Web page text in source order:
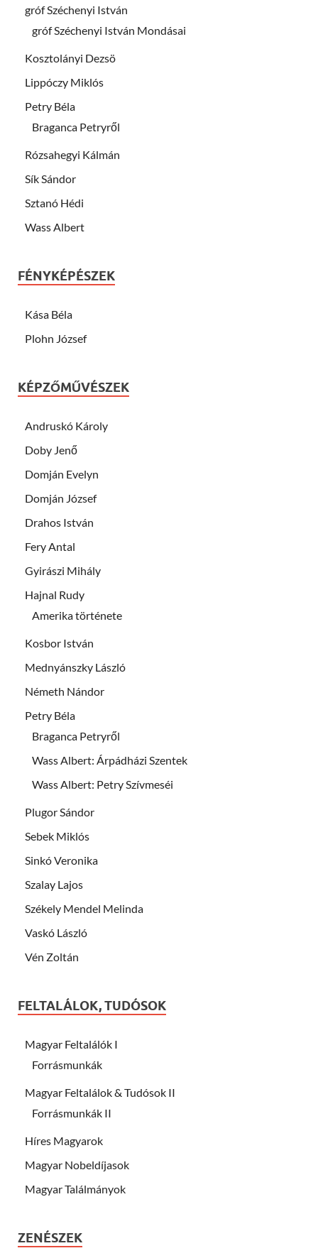
gróf Széchenyi István
gróf Széchenyi István Mondásai
Kosztolányi Dezsö
Lippóczy Miklós
Petry Béla
Braganca Petryről
Rózsahegyi Kálmán
Sík Sándor
Sztanó Hédi
Wass Albert
FÉNYKÉPÉSZEK
Kása Béla
Plohn József
KÉPZŐMŰVÉSZEK
Andruskó Károly
Doby Jenő
Domján Evelyn
Domján József
Drahos István
Fery Antal
Gyirászi Mihály
Hajnal Rudy
Amerika története
Kosbor István
Mednyánszky László
Németh Nándor
Petry Béla
Braganca Petryről
Wass Albert: Árpádházi Szentek
Wass Albert: Petry Szívmeséi
Plugor Sándor
Sebek Miklós
Sinkó Veronika
Szalay Lajos
Székely Mendel Melinda
Vaskó László
Vén Zoltán
FELTALÁLOK, TUDÓSOK
Magyar Feltalálók I
Forrásmunkák
Magyar Feltalálok & Tudósok II
Forrásmunkák II
Híres Magyarok
Magyar Nobeldíjasok
Magyar Találmányok
ZENÉSZEK